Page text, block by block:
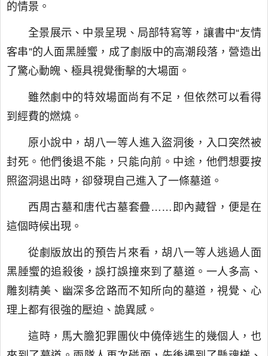
的情景。
全景展示、中景呈現、局部特寫等，讓書中“友情
客串”的人面黑腄蠁，成了劇版中的高潮段落，營造出
了驚心動魄、極具視覺衝擊的大場面。
雖然劇中的特效場面尚有不足，但依然可以看得
到經費的燃燒。
原小說中，胡八一等人進入盜洞後，入口突然被
封死。他們後退不能，只能向前。中途，他們想要按
照盜洞退出時，卻發現自己進入了一條墓道。
西周古墓和唐代古墓套疊……即內藏眢，便是在
這個時候出現。
從劇版放出的預告片來看，胡八一等人逃過人面
黑腄蠁的追殺後，誤打誤撞來到了墓道。一人多高、
雕刻精美、幽深多岔路而不知所向的墓道，視覺、心
理上都有很強的壓迫、詭異感。
這時，馬大膽犯罪團伙中僥倖逃生的幾個人，也